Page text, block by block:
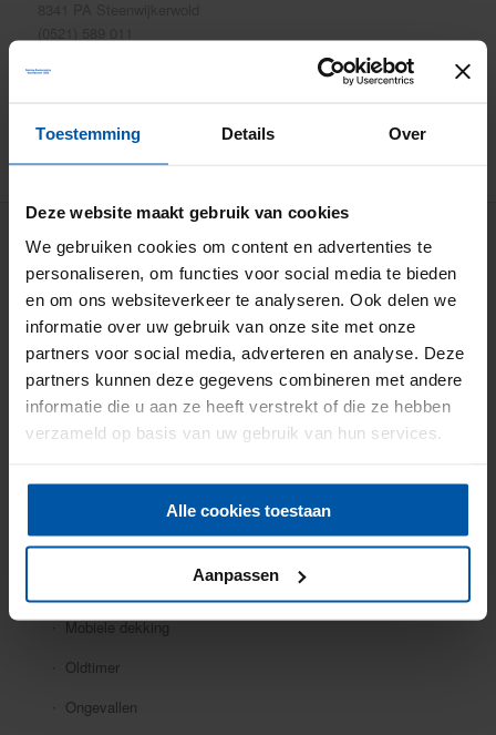
Toestemming Details Over
Deze website maakt gebruik van cookies
We gebruiken cookies om content en advertenties te
personaliseren, om functies voor social media te bieden
en om ons websiteverkeer te analyseren. Ook delen we
informatie over uw gebruik van onze site met onze
partners voor social media, adverteren en analyse. Deze
partners kunnen deze gegevens combineren met andere
informatie die u aan ze heeft verstrekt of die ze hebben
verzameld op basis van uw gebruik van hun services.
Alle cookies toestaan
Aanpassen
Particuliere verzekeringen
Aansprakelijkheid
Auto
Bromfiets
Caravan
Inboedel
Mobiele dekking
Oldtimer
Ongevallen